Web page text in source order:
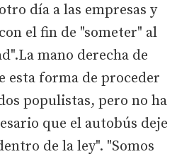
día a las empresas y
el fin de "someter" al
mano derecha de
esta forma de proceder
populistas, pero no ha
que el autobús deje
de la ley". "Somos